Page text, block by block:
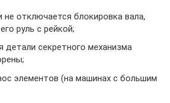
не отключается блокировка вала,
руль с рейкой;
детали секретного механизма
элементов (на машинах с большим